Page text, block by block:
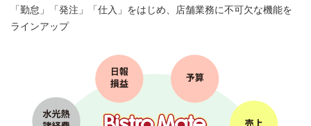
「勤怠」「発注」「仕入」をはじめ、店舗業務に不可欠な機能を
ラインアップ